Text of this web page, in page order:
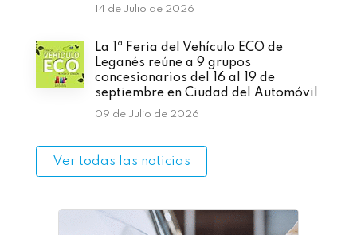
14 de Julio de 2026
La 1ª Feria del Vehículo ECO de
Leganés reúne a 9 grupos
concesionarios del 16 al 19 de
septiembre en Ciudad del Automóvil
09 de Julio de 2026
Ver todas las noticias